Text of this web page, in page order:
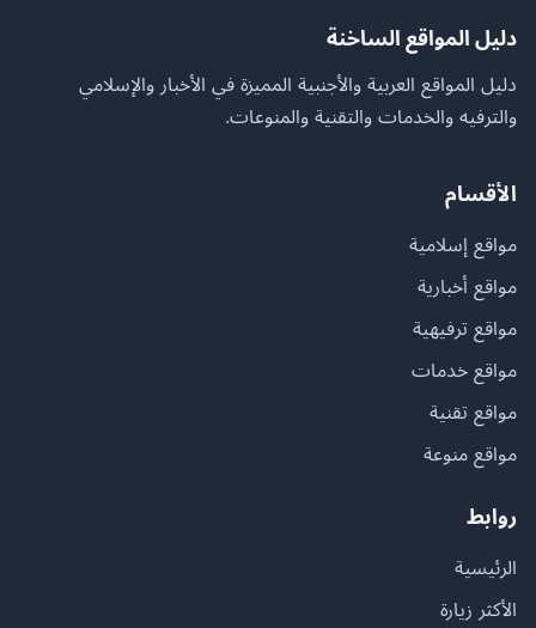
دليل المواقع الساخنة
دليل المواقع العربية والأجنبية المميزة في الأخبار والإسلامي
والترفيه والخدمات والتقنية والمنوعات.
الأقسام
مواقع إسلامية
مواقع أخبارية
مواقع ترفيهية
مواقع خدمات
مواقع تقنية
مواقع منوعة
روابط
الرئيسية
الأكثر زيارة